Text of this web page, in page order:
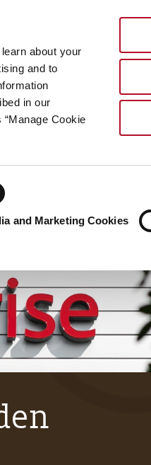
about your
and to
in our
Cookie
and Marketing Cookies